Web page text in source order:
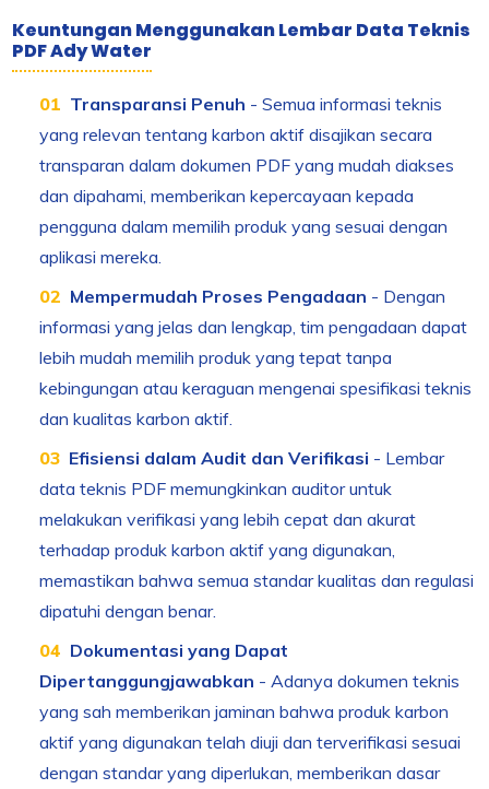
Keuntungan Menggunakan Lembar Data Teknis
PDF Ady Water
Transparansi Penuh - Semua informasi teknis
yang relevan tentang karbon aktif disajikan secara
transparan dalam dokumen PDF yang mudah diakses
dan dipahami, memberikan kepercayaan kepada
pengguna dalam memilih produk yang sesuai dengan
aplikasi mereka.
Mempermudah Proses Pengadaan - Dengan
informasi yang jelas dan lengkap, tim pengadaan dapat
lebih mudah memilih produk yang tepat tanpa
kebingungan atau keraguan mengenai spesifikasi teknis
dan kualitas karbon aktif.
Efisiensi dalam Audit dan Verifikasi - Lembar
data teknis PDF memungkinkan auditor untuk
melakukan verifikasi yang lebih cepat dan akurat
terhadap produk karbon aktif yang digunakan,
memastikan bahwa semua standar kualitas dan regulasi
dipatuhi dengan benar.
Dokumentasi yang Dapat
Dipertanggungjawabkan - Adanya dokumen teknis
yang sah memberikan jaminan bahwa produk karbon
aktif yang digunakan telah diuji dan terverifikasi sesuai
dengan standar yang diperlukan, memberikan dasar